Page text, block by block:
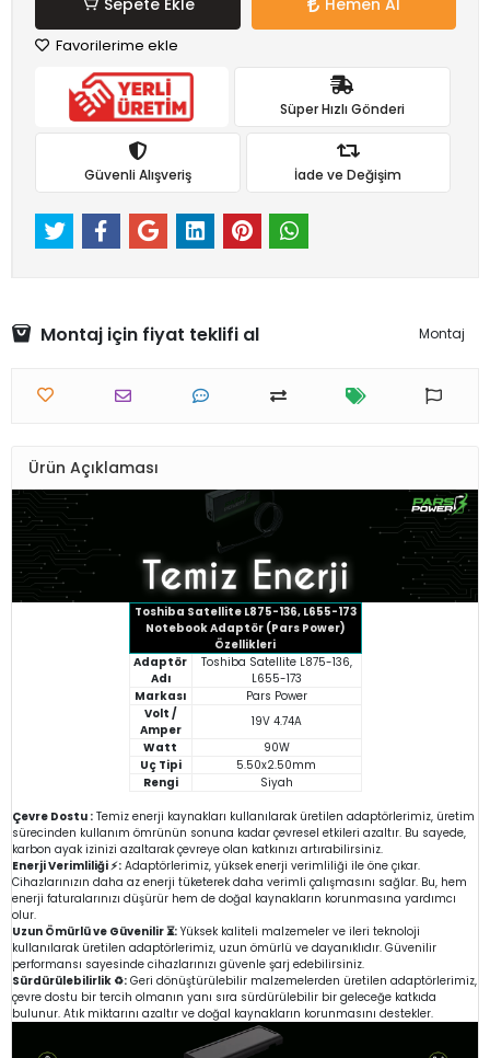
Sepete Ekle Hemen Al
Favorilerime ekle
Süper Hızlı Gönderi
Güvenli Alışveriş İade ve Değişim
Montaj için fiyat teklifi al Montaj
Ürün Açıklaması
Toshiba Satellite L875-136, L655-173
Notebook Adaptör (Pars Power)
Özellikleri
Adaptör
Adı
Toshiba Satellite L875-136,
L655-173
Markası
Pars Power
Volt /
Amper
19V 4.74A
Watt
90W
Uç Tipi
5.50x2.50mm
Rengi
Siyah
Çevre Dostu : Temiz enerji kaynakları kullanılarak üretilen adaptörlerimiz, üretim
sürecinden kullanım ömrünün sonuna kadar çevresel etkileri azaltır. Bu sayede,
karbon ayak izinizi azaltarak çevreye olan katkınızı artırabilirsiniz.
Enerji Verimliliği ⚡: Adaptörlerimiz, yüksek enerji verimliliği ile öne çıkar.
Cihazlarınızın daha az enerji tüketerek daha verimli çalışmasını sağlar. Bu, hem
enerji faturalarınızı düşürür hem de doğal kaynakların korunmasına yardımcı
olur.
Uzun Ömürlü ve Güvenilir ⏳: Yüksek kaliteli malzemeler ve ileri teknoloji
kullanılarak üretilen adaptörlerimiz, uzun ömürlü ve dayanıklıdır. Güvenilir
performansı sayesinde cihazlarınızı güvenle şarj edebilirsiniz.
Sürdürülebilirlik ♻️: Geri dönüştürülebilir malzemelerden üretilen adaptörlerimiz,
çevre dostu bir tercih olmanın yanı sıra sürdürülebilir bir geleceğe katkıda
bulunur. Atık miktarını azaltır ve doğal kaynakların korunmasını destekler.